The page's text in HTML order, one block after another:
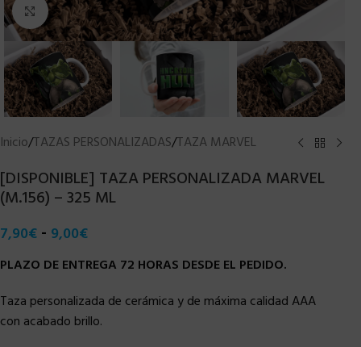
Clic para ampliar
Inicio/TAZAS PERSONALIZADAS/TAZA MARVEL
[DISPONIBLE] TAZA PERSONALIZADA MARVEL
(M.156) – 325 ML
7,90€ - 9,00€
PLAZO DE ENTREGA 72 HORAS DESDE EL PEDIDO.
Taza personalizada de cerámica y de máxima calidad AAA
con acabado brillo.